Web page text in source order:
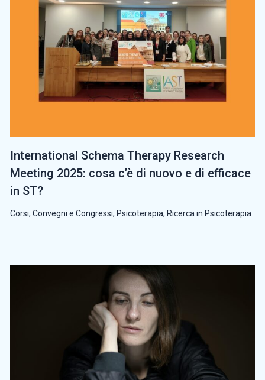
International Schema Therapy Research
Meeting 2025: cosa c’è di nuovo e di efficace
in ST?
Corsi, Convegni e Congressi, Psicoterapia, Ricerca in Psicoterapia